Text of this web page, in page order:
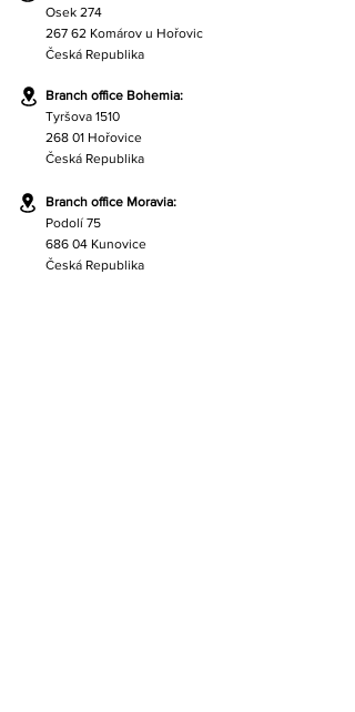
Osek 274
267 62 Komárov u Hořovic
Česká Republika
Branch office Bohemia:
Tyršova 1510
268 01 Hořovice
Česká Republika
Branch office Moravia:
Podolí 75
686 04 Kunovice
Česká Republika